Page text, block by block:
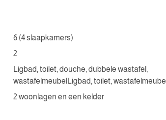
6 (4 slaapkamers)
2
Ligbad, toilet, douche, dubbele wastafel,
wastafelmeubelLigbad, toilet, wastafelmeubel
2 woonlagen en een kelder